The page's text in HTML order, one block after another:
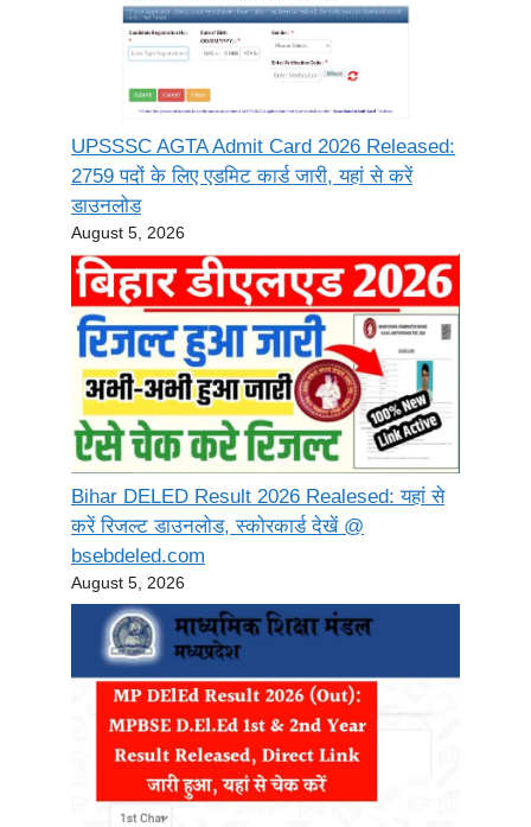
UPSSSC AGTA Admit Card 2026 Released:
2759 पदों के लिए एडमिट कार्ड जारी, यहां से करें
डाउनलोड
August 5, 2026
Bihar DELED Result 2026 Realesed: यहां से
करें रिजल्ट डाउनलोड, स्कोरकार्ड देखें @
bsebdeled.com
August 5, 2026